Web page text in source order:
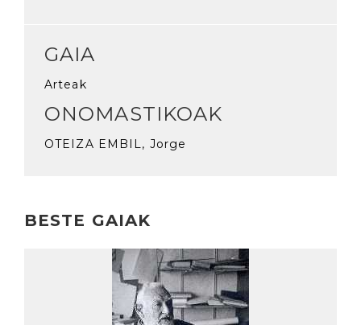
GAIA
Arteak
ONOMASTIKOAK
OTEIZA EMBIL, Jorge
BESTE GAIAK